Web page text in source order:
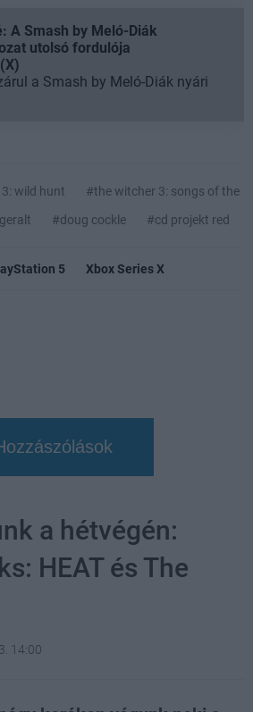
A Smash by Meló-Diák
utolsó fordulója
a Smash by Meló-Diák nyári
wild hunt
#the witcher 3: songs of the
#doug cockle #cd projekt red
5 Xbox Series X
a hétvégén:
HEAT és The
14:00